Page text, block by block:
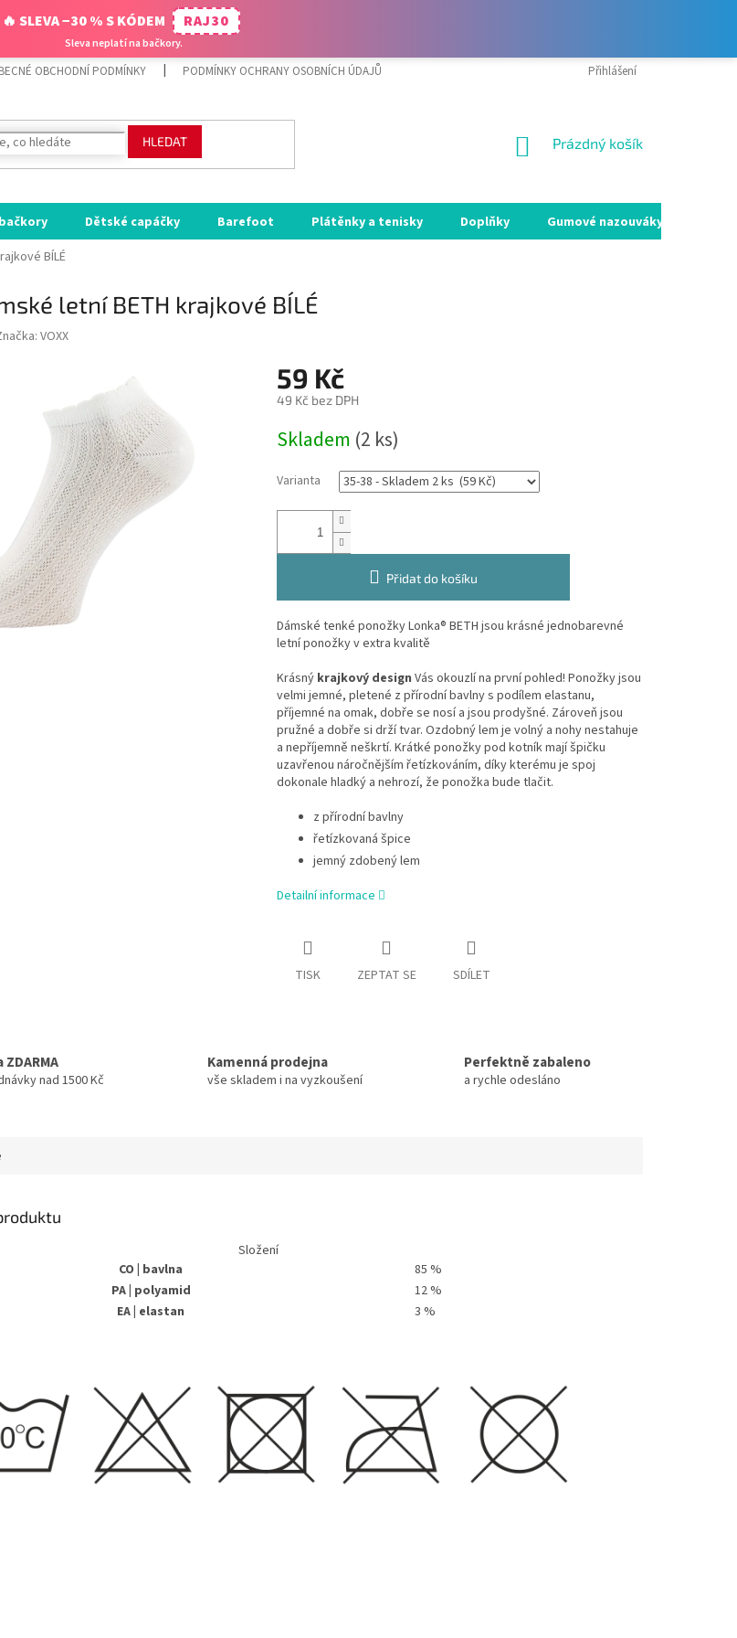
OBCHODNÍ PODMÍNKY PODMÍNKY OCHRANY OSOBNÍCH ÚDAJŮ MOJE OBJEDNÁVKA
Přihlášení
HLEDAT
NÁKUPNÍ
Prázdný košík
Dětské capáčky Barefoot Plátěnky a tenisky Doplňky Gumové nazouváky
BÍLÉ
letní BETH krajkové BÍLÉ
VOXX
59 Kč
49 Kč bez DPH
cena:
Skladem (2 ks)
Varianta
Přidat do košíku
Dámské tenké ponožky Lonka® BETH jsou krásné jednobarevné
letní ponožky v extra kvalitě
Krásný krajkový design Vás okouzlí na první pohled! Ponožky jsou
velmi jemné, pletené z přírodní bavlny s podílem elastanu,
příjemné na omak, dobře se nosí a jsou prodyšné. Zároveň jsou
pružné a dobře si drží tvar. Ozdobný lem je volný a nohy nestahuje
a nepříjemně neškrtí. Krátké ponožky pod kotník mají špičku
uzavřenou náročnějším řetízkováním, díky kterému je spoj
dokonale hladký a nehrozí, že ponožka bude tlačit.
z přírodní bavlny
řetízkovaná špice
jemný zdobený lem
Detailní informace
TISK ZEPTAT SE SDÍLET
nad 1500 Kč
Kamenná prodejna
vše skladem i na vyzkoušení
Perfektně zabaleno
a rychle odesláno
Složení
CO | bavlna
85 %
PA | polyamid
12 %
EA | elastan
3 %
🔥 SLEVA −30 % S KÓDEM RAJ30
Sleva neplatí na bačkory.